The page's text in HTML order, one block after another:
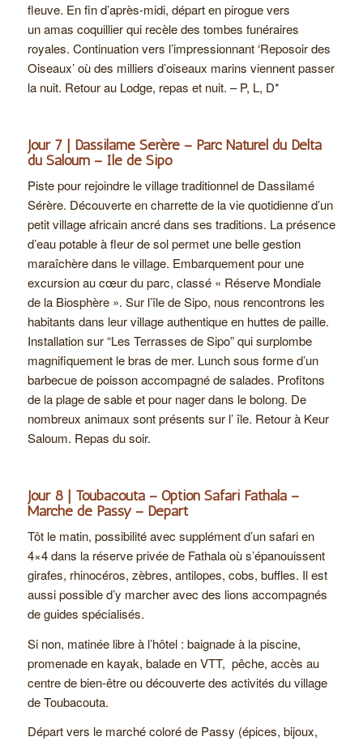
fleuve. En fin d’après-midi, départ en pirogue vers
un amas coquillier qui recèle des tombes funéraires
royales. Continuation vers l’impressionnant ‘Reposoir des
Oiseaux’ où des milliers d’oiseaux marins viennent passer
la nuit. Retour au Lodge, repas et nuit. – P, L, D*
Jour 7 | Dassilamé Sérère – Parc Naturel du Delta
du Saloum – Ile de Sipo
Piste pour rejoindre le village traditionnel de Dassilamé
Sérère. Découverte en charrette de la vie quotidienne d’un
petit village africain ancré dans ses traditions. La présence
d’eau potable à fleur de sol permet une belle gestion
maraîchère dans le village. Embarquement pour une
excursion au cœur du parc, classé « Réserve Mondiale
de la Biosphère ». Sur l’île de Sipo, nous rencontrons les
habitants dans leur village authentique en huttes de paille.
Installation sur “Les Terrasses de Sipo” qui surplombe
magnifiquement le bras de mer. Lunch sous forme d’un
barbecue de poisson accompagné de salades. Profitons
de la plage de sable et pour nager dans le bolong. De
nombreux animaux sont présents sur l’ île. Retour à Keur
Saloum. Repas du soir.
Jour 8 | Toubacouta – Option Safari Fathala –
Marché de Passy – Départ
Tôt le matin, possibilité avec supplément d’un safari en
4×4 dans la réserve privée de Fathala où s’épanouissent
girafes, rhinocéros, zèbres, antilopes, cobs, buffles. Il est
aussi possible d’y marcher avec des lions accompagnés
de guides spécialisés.
Si non, matinée libre à l’hôtel : baignade à la piscine,
promenade en kayak, balade en VTT, pêche, accès au
centre de bien-être ou découverte des activités du village
de Toubacouta.
Départ vers le marché coloré de Passy (épices, bijoux,